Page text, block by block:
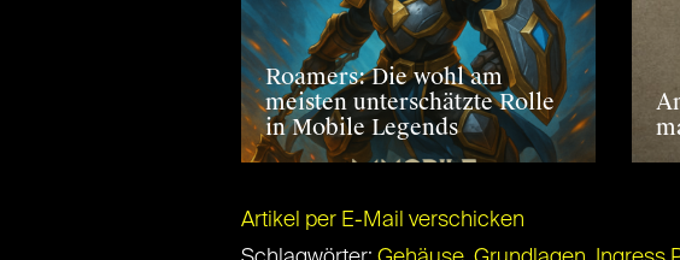
Roamers: Die wohl am
meisten unterschätzte Rolle
in Mobile Legends
Artikel per E-Mail verschicken